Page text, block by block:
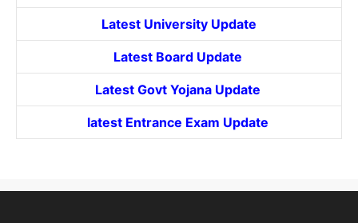
Latest University Update
Latest Board Update
Latest Govt YojanaUpdate
latest Entrance Exam Update